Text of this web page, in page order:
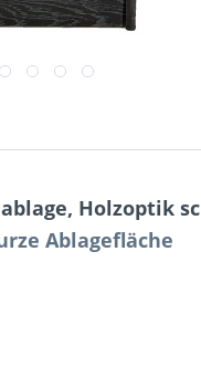
Holzoptik
Ablagefläche